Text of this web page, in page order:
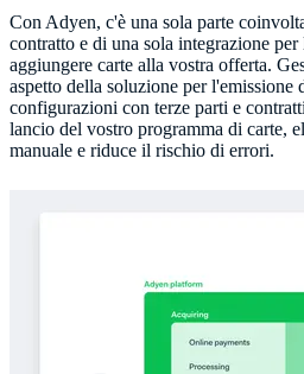
Con Adyen, c'è una sola parte
contratto e di una sola integrazione
aggiungere carte alla vostra offerta.
aspetto della soluzione per l'emissione
configurazioni con terze parti e
lancio del vostro programma di carte,
manuale e riduce il rischio di errori.